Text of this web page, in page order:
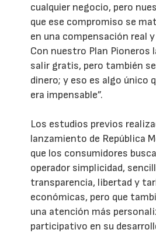
cualquier negocio, pero
que ese compromiso se
en una compensación real
Con nuestro Plan Pioneros
salir gratis, pero también
dinero; y eso es algo único
era impensable”.
Los estudios previos
lanzamiento de República
que los consumidores
operador simplicidad,
transparencia, libertad y
económicas, pero que
una atención más
participativo en su